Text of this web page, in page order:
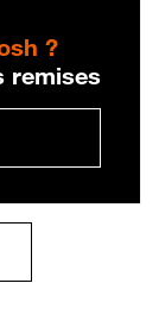
?
remises